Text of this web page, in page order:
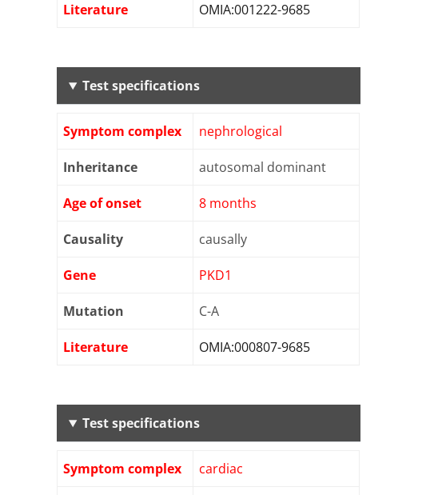
Literature OMIA:001222-9685
Test specifications
Symptom complex nephrological
Inheritance autosomal dominant
Age of onset 8 months
Causality causally
Gene PKD1
Mutation C-A
Literature OMIA:000807-9685
Test specifications
Symptom complex cardiac